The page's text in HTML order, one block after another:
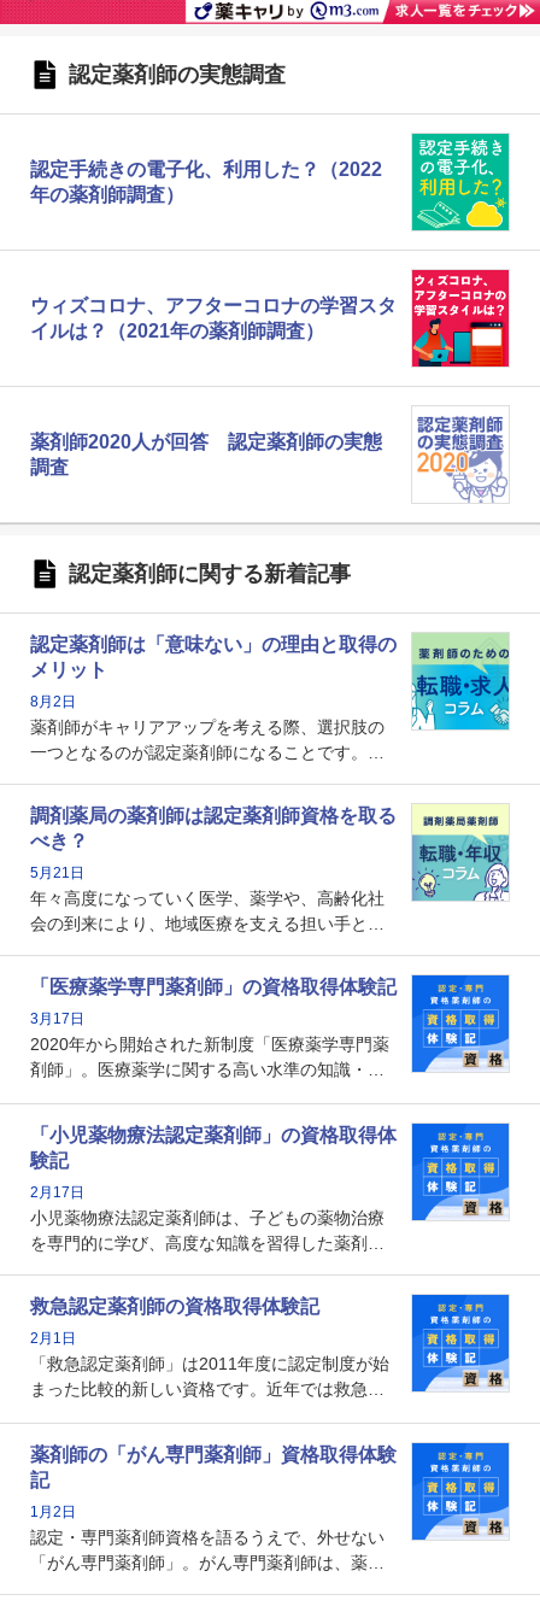
認定薬剤師の実態調査
認定手続きの電子化、利用した？（2022
年の薬剤師調査）
ウィズコロナ、アフターコロナの学習スタ
イルは？（2021年の薬剤師調査）
薬剤師2020人が回答 認定薬剤師の実態
調査
認定薬剤師に関する新着記事
認定薬剤師は「意味ない」の理由と取得の
メリット
8月2日
薬剤師がキャリアアップを考える際、選択肢の
一つとなるのが認定薬剤師になることです。し
という声を聞いたことがあるかもしれません。
本記事では、認定薬剤師が「意味ない」といわ
れる理由や、取得するメリット、年収・キャリ
アへの影響を解説します。
調剤薬局の薬剤師は認定薬剤師資格を取る
べき？
5月21日
年々高度になっていく医学、薬学や、高齢化社
会の到来により、地域医療を支える担い手とし
で、重要度が増しているのが認定薬剤師という
資格です。認定薬剤師とはいったいどんな資格
なのでしょうか。それを取得するとどのような
メリットがあるのでしょうか。
「医療薬学専門薬剤師」の資格取得体験記
3月17日
2020年から開始された新制度「医療薬学専門薬
剤師」。医療薬学に関する高い水準の知識・技
となります。取得要件は多岐に渡り、審査も複
数回ありますが、患者さんに対して一定の能力
の証明になる資格と言えます。
「小児薬物療法認定薬剤師」の資格取得体
験記
2月17日
小児薬物療法認定薬剤師は、子どもの薬物治療
を専門的に学び、高度な知識を習得した薬剤師
や、特有の疾患、心理状況を理解し、専門性を
深めることで、子どもとその保護者に寄り添え
る存在です。今回はそんな小児薬物療法認定薬
剤師の取得体験記をご紹介します。
救急認定薬剤師の資格取得体験記
2月1日
「救急認定薬剤師」は2011年度に認定制度が始
まった比較的新しい資格です。近年では救急病
増えているのではないでしょうか。今回はそん
な救急認定薬剤師の取得体験記をご紹介しま
す。
薬剤師の「がん専門薬剤師」資格取得体験
記
1月2日
認定・専門薬剤師資格を語るうえで、外せない
「がん専門薬剤師」。がん専門薬剤師は、薬剤